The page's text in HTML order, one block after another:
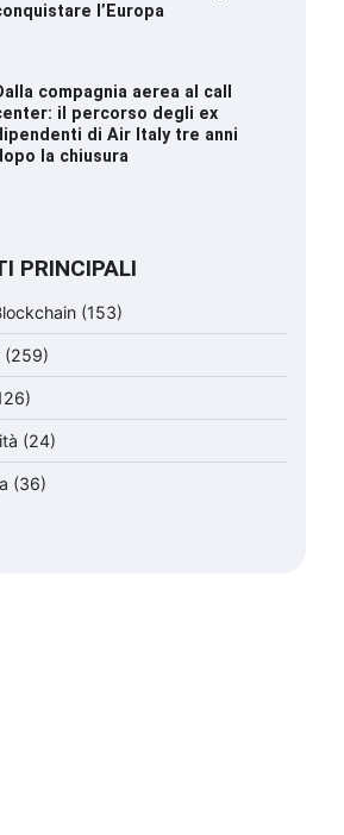
l’Europa
compagnia aerea al call
il percorso degli ex
di Air Italy tre anni
la chiusura
PRINCIPALI
(153)
(259)
(24)
(36)